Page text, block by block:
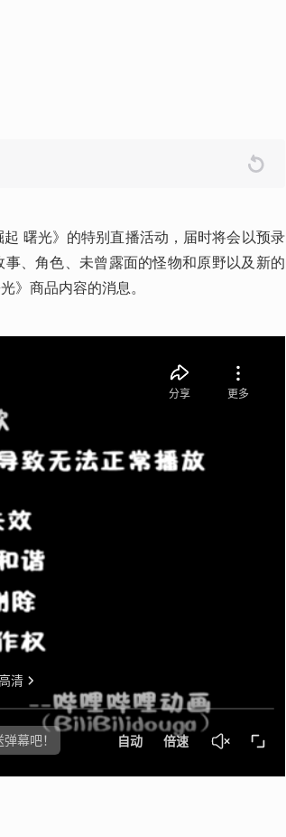
曙光》的特别直播活动，届时将会以预录
、角色、未曾露面的怪物和原野以及新的
》商品内容的消息。